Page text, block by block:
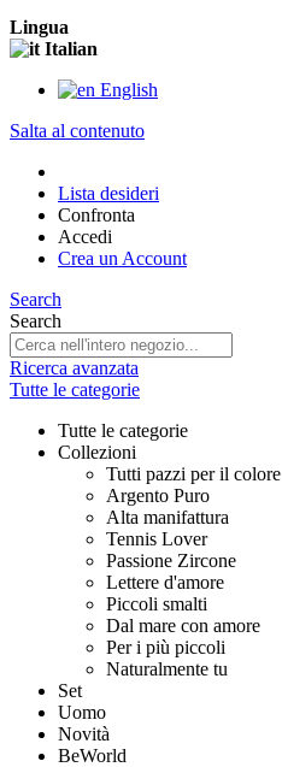
Lingua
Italian
English
Salta al contenuto
Lista desideri
Confronta
Accedi
Crea un Account
Search
Search
Ricerca avanzata
Tutte le categorie
Tutte le categorie
Collezioni
Tutti pazzi per il colore
Argento Puro
Alta manifattura
Tennis Lover
Passione Zircone
Lettere d'amore
Piccoli smalti
Dal mare con amore
Per i più piccoli
Naturalmente tu
Set
Uomo
Novità
BeWorld